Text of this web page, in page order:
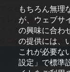
アクセシビリティ
プレス連絡先
クッキーの設定
© Copyright
もちろん無理
が、ウェブサ
の興味に合わ
の提供には、
これが必要な
設定」で標準